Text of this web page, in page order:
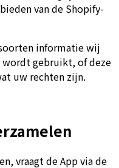
van de Shopify-
informatie wij
wordt gebruikt, of deze
uw rechten zijn.
vraagt de App via de